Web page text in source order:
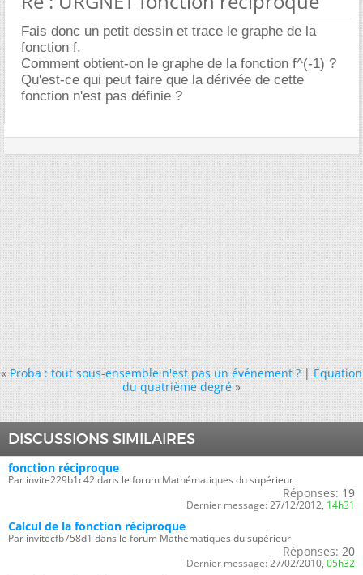
Fais donc un petit dessin et trace le graphe de la
fonction f.
Comment obtient-on le graphe de la fonction f^(-1) ?
Qu'est-ce qui peut faire que la dérivée de cette
fonction n'est pas définie ?
« Proba : tout sous-ensemble n'est pas un événement ?|Équation
du quatrième degré »
DISCUSSIONS SIMILAIRES
fonction réciproque
Par invite229b1c42 dans le forum Mathématiques du supérieur
Réponses: 19
Dernier message: 27/12/2012, 14h31
Calcul de la fonction réciproque
Par invitecfb758d1 dans le forum Mathématiques du supérieur
Réponses: 20
Dernier message: 27/02/2010, 05h32